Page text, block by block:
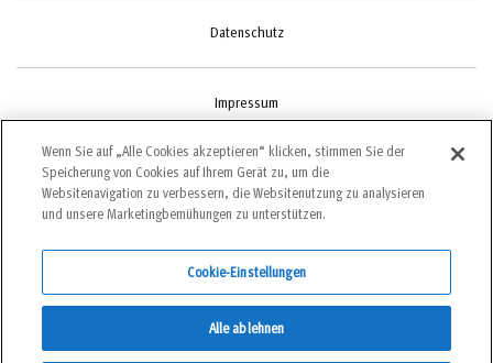
Datenschutz
Impressum
Cookie-Einstellungen
©2022 bergundsteigen
Wenn Sie auf „Alle Cookies akzeptieren“ klicken, stimmen Sie der
Speicherung von Cookies auf Ihrem Gerät zu, um die
Websitenavigation zu verbessern, die Websitenutzung zu analysieren
und unsere Marketingbemühungen zu unterstützen.
Cookie-Einstellungen
Alle ablehnen